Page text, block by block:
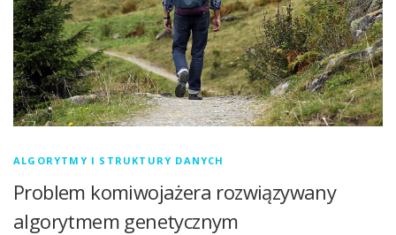
ALGORYTMY I STRUKTURY DANYCH
Problem komiwojażera rozwiązywany
algorytmem genetycznym